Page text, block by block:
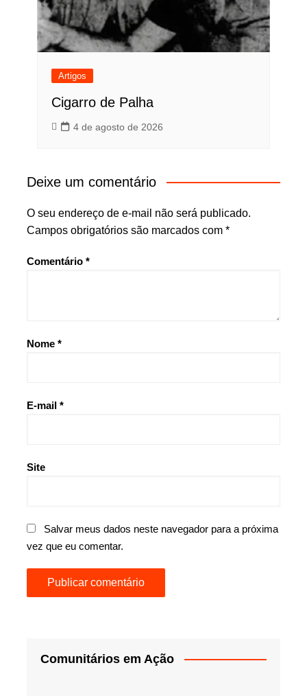
Artigos
Cigarro de Palha
4 de agosto de 2026
Deixe um comentário
O seu endereço de e-mail não será publicado.
Campos obrigatórios são marcados com *
Comentário *
Nome *
E-mail *
Site
Salvar meus dados neste navegador para a próxima
vez que eu comentar.
Comunitários em Ação